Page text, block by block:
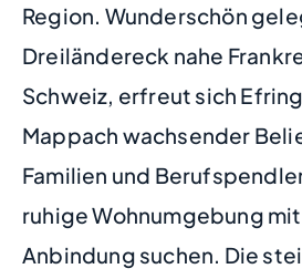
Region. Wunderschön
Dreiländereck nahe
Schweiz, erfreut sich
Mappach wachsender
Familien und
ruhige Wohnumgebung
Anbindung suchen. Die